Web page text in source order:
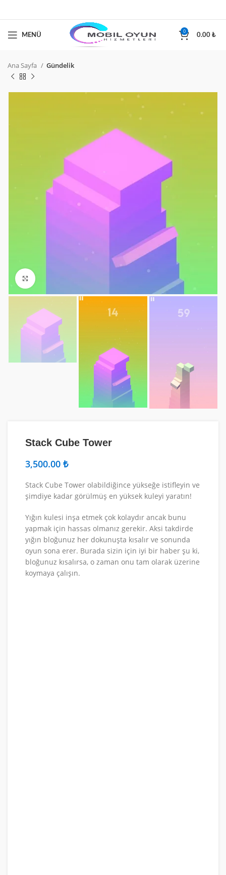
MENÜ
0
0.00 ₺
Ana Sayfa Gündelik
Stack Cube Tower
₺
Stack Cube Tower olabildiğince yükseğe istifleyin ve
şimdiye kadar görülmüş en yüksek kuleyi yaratın!
Yığın kulesi inşa etmek çok kolaydır ancak bunu
yapmak için hassas olmanız gerekir. Aksi takdirde
yığın bloğunuz her dokunuşta kısalır ve sonunda
oyun sona erer. Burada sizin için iyi bir haber şu ki,
bloğunuz kısalırsa, o zaman onu tam olarak üzerine
koymaya çalışın.